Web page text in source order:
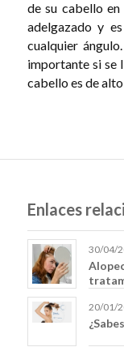
de su cabello
adelgazado y
cualquier
importante si se
cabello es de
Enlaces
30/04/
20/01/